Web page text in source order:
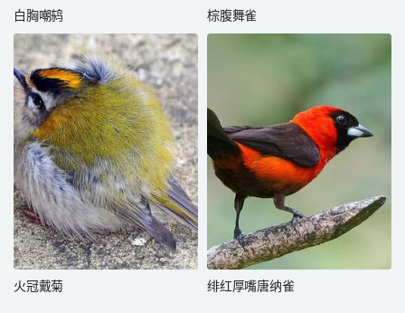
白胸嘲鸫 棕腹舞雀
火冠戴菊 绯红厚嘴唐纳雀